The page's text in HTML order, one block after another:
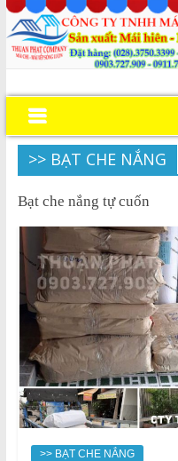
>> BẠT CHE NẮNG
Bạt che nắng tự cuốn
>> BẠT CHE NẮNG